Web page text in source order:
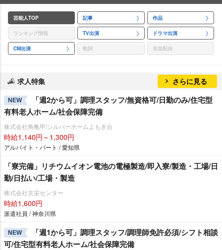
芸能人TOP 記事 作品
ランキング情報 TV出演 ドラマ出演
CM出演 歌詞 音楽配信
求人特集 さらに見る
NEW
「週2から可」調理スタッフ/無資格可/日勤のみ/住宅型
有料老人ホーム/社会保障完備
株式会社角亀甲/シルバーホームよもぎ台
時給1,140円～1,300円
アルバイト・パート / 愛知県
「寮完備」リチウムイオン電池の電極製造/即入寮/製造・工場/日
勤/日払い/工場・製造
株式会社京栄センター
時給1,600円
派遣社員 / 神奈川県
NEW
「週1から可」調理スタッフ/調理師免許必須/シフト相談
可/住宅型有料老人ホーム/社会保障完備